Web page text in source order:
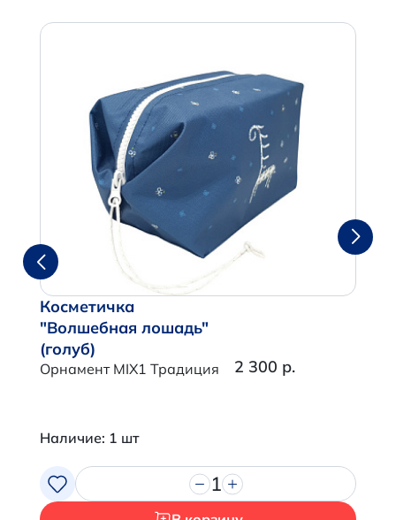
Косметичка
"Волшебная лошадь"
(голуб)
Орнамент MIX1 Традиция 2 300 р.
Наличие: 1 шт
1